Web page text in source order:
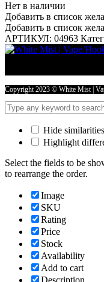
Нет в наличии
Добавить в список
Добавить в список
АРТИКУЛ: 04963
Copyright 2023 © White Mist |
Hide similarities
Highlight
Select the fields to be
to rearrange the order.
Image
SKU
Rating
Price
Stock
Availability
Add to cart